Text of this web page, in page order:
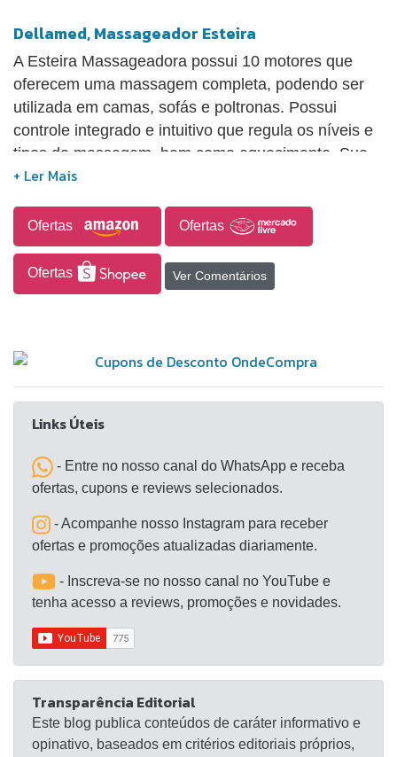
Dellamed, Massageador Esteira
A Esteira Massageadora possui 10 motores que
oferecem uma massagem completa, podendo ser
utilizada em camas, sofás e poltronas. Possui
controle integrado e intuitivo que regula os níveis e
tipos de massagem, bem como aquecimento. Sua
estrutura é compacta e leve, possibilitando o
modos diferentes de massagem. Produto dobrável
de fácil transporte e de fácil maleabilidade.
Desligamento automático. 3 níveis de intensidade.
10 motores distribuídos por todo o produto. Marca
Ofertas Ofertas
Ofertas Ver Comentários
Links Úteis
- Entre no nosso canal do WhatsApp e receba
ofertas, cupons e reviews selecionados.
- Acompanhe nosso Instagram para receber
ofertas e promoções atualizadas diariamente.
- Inscreva-se no nosso canal no YouTube e
tenha acesso a reviews, promoções e novidades.
Transparência Editorial
Este blog publica conteúdos de caráter informativo e
opinativo, baseados em critérios editoriais próprios,